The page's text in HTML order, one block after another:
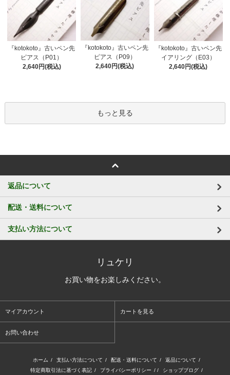
『kotokoto』古いペン先
ピアス（P01）
2,640円(税込)
『kotokoto』古いペン先
ピアス（P09）
2,640円(税込)
『kotokoto』古いペン先
イアリング（E03）
2,640円(税込)
もっと見る
返品について
配送・送料について
支払い方法について
リュケリ
お買い物をお楽しみください。
マイアカウント カートを見る
お問い合わせ
ホーム / 支払い方法について / 配送・送料について / 返品について /
特定商取引法に基づく表記 / プライバシーポリシー / / ショップブログ /